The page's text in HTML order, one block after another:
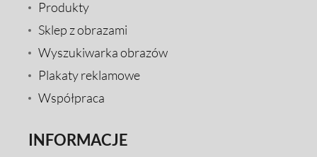
Produkty
Sklep z obrazami
Wyszukiwarka obrazów
Plakaty reklamowe
Współpraca
INFORMACJE